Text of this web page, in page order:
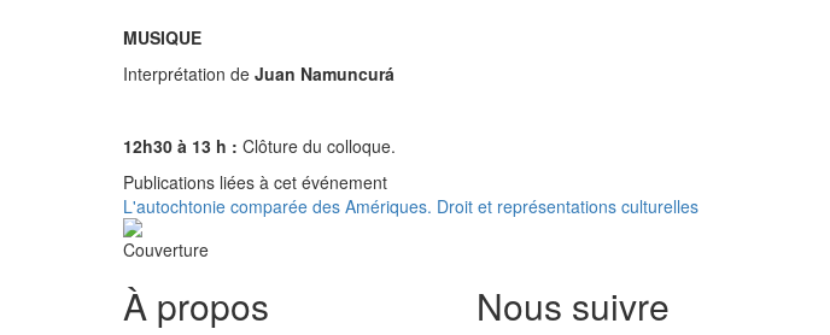
MUSIQUE
Interprétation de Juan Namuncurá
12h30 à 13 h : Clôture du colloque.
Publications liées à cet événement
L'autochtonie comparée des Amériques. Droit et représentations culturelles
À propos Nous suivre